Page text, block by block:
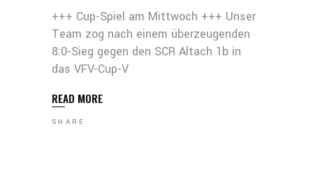
+++ Cup-Spiel am Mittwoch +++ Unser
Team zog nach einem überzeugenden
8:0-Sieg gegen den SCR Altach 1b in
das VFV-Cup-V
READ MORE
SHARE